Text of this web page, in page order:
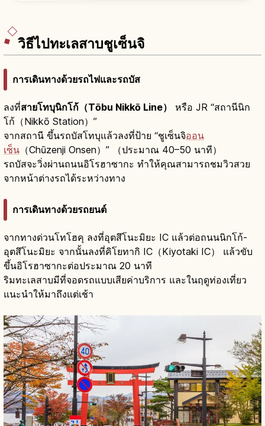
วิธีไปทะเลสาบชูเซ็นจิ
การเดินทางด้วยรถไฟและรถบัส
ลงที่สายโทบุนิกโก้（Tōbu Nikkō Line）
หรือ JR “สถานีนิก
โก้（Nikkō Station）”
จากสถานี ขึ้นรถบัสโทบุแล้วลงที่ป้าย “ชูเซ็นจิออน
เซ็น （Chūzenji Onsen）” （ประมาณ 40–50 นาที）
รถบัสจะวิ่งผ่านถนนอิโรฮาซากะ ทำให้คุณสามารถชมวิวสวย
จากหน้าต่างรถได้ระหว่างทาง
การเดินทางด้วยรถยนต์
จากทางด่วนโทโฮคุ ลงที่อุตสึโนะมิยะ IC แล้วต่อถนนนิกโก้-
อุตสึโนะมิยะ จากนั้นลงที่คิโยทากิ IC（Kiyotaki IC） แล้วขับ
ขึ้นอิโรฮาซากะต่อประมาณ 20 นาที
ริมทะเลสาบมีที่จอดรถแบบเสียค่าบริการ และในฤดูท่องเที่ยว
แนะนำให้มาถึงแต่เช้า